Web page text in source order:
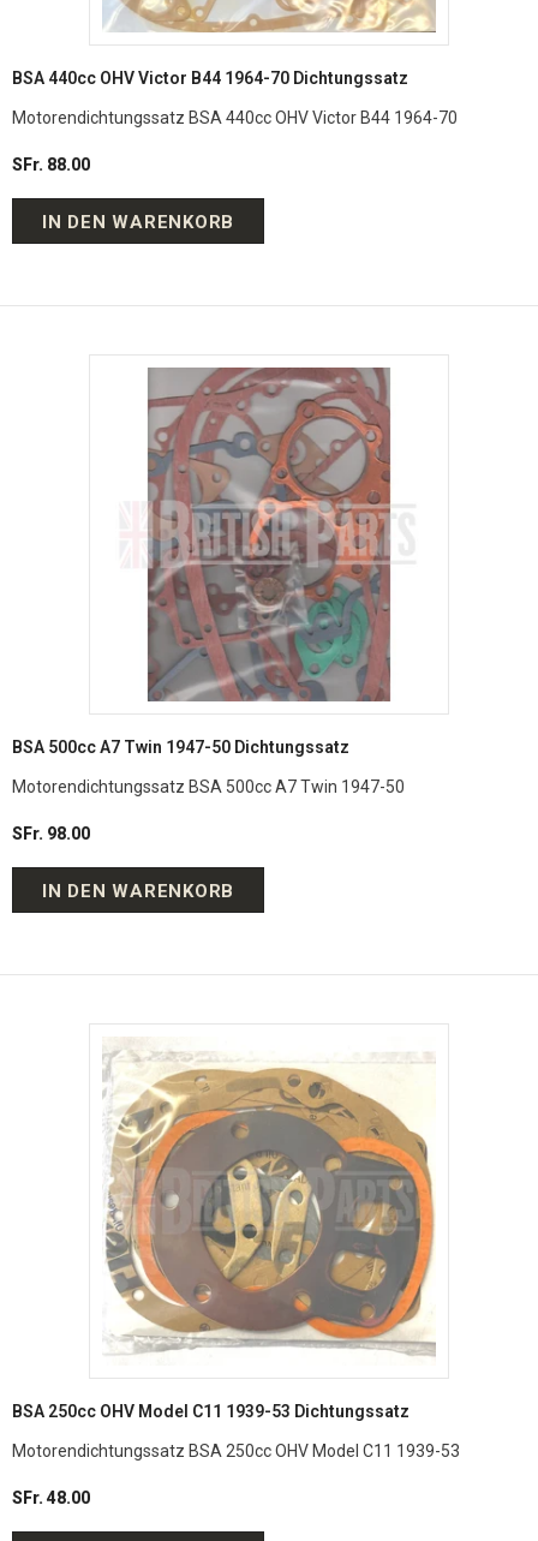
BSA 440cc OHV Victor B44 1964-70 Dichtungssatz
Motorendichtungssatz BSA 440cc OHV Victor B44 1964-70
SFr. 88.00
IN DEN WARENKORB
BSA 500cc A7 Twin 1947-50 Dichtungssatz
Motorendichtungssatz BSA 500cc A7 Twin 1947-50
SFr. 98.00
IN DEN WARENKORB
BSA 250cc OHV Model C11 1939-53 Dichtungssatz
Motorendichtungssatz BSA 250cc OHV Model C11 1939-53
SFr. 48.00